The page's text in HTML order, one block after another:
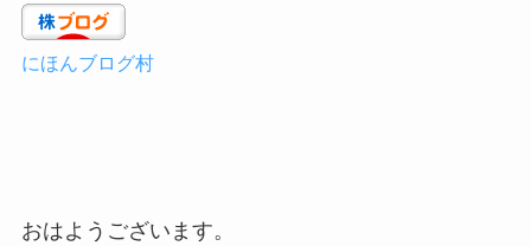
にほんブログ村
おはようございます。